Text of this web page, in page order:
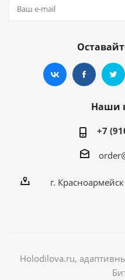
Наши
+7
г.
Holodilova.ru,